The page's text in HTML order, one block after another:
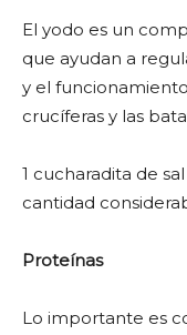
El yodo es un
que ayudan a
y el
crucíferas y las
1 cucharadita de
cantidad
Proteínas
Lo importante es